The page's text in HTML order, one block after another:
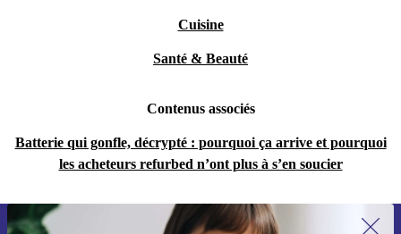
Cuisine
Santé & Beauté
Contenus associés
Batterie qui gonfle, décrypté : pourquoi ça arrive et pourquoi
les acheteurs refurbed n’ont plus à s’en soucier